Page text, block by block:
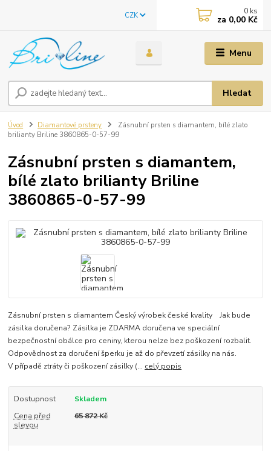
Menu
CZK
Hledat
0 ks
za 0,00 Kč
Úvod Diamantové prsteny
Zásnubní prsten s diamantem, bílé zlato
brilianty Briline 3860865-0-57-99
Zásnubní prsten s diamantem,
bílé zlato brilianty Briline
3860865-0-57-99
Zásnubní prsten s diamantem Český výrobek české kvality Jak bude
zásilka doručena? Zásilka je ZDARMA doručena ve speciální
bezpečnostní obálce pro ceniny, kterou nelze bez poškození rozbalit.
Odpovědnost za doručení šperku je až do převzetí zásilky na nás.
V případě ztráty či poškození zásilky (... celý popis
Dostupnost
Skladem
Cena před
slevou
65 872 Kč